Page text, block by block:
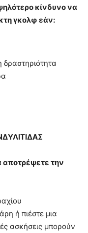
κίνδυνο να
γκολφ εάν:
αποτρέψετε την
ή πιέστε μια
ασκήσεις μπορούν